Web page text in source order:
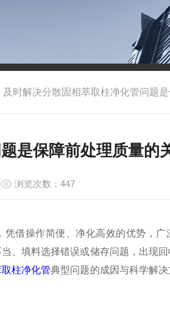
及时解决分散固相萃取柱净化管问题
是保障前处理质量的
浏览次数：447
操作简便、净化高效的优势，广
、填料选择错误或储存问题，出现回
柱净化管典型问题的成因与科学解